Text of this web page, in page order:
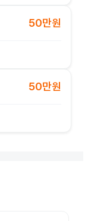
50만원
50만원